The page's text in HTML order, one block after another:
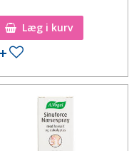
Læg i kurv
Tilføj til ønskeseddel